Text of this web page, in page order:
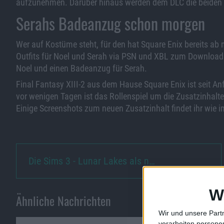
Wir und unsere
aufzunehmen. Darüber hinaus werden dem DLC die
Serahs Badeanzug schon morgen
Wer auf Kostüme steht, für den hat Square Enix bereits
Outfits für Noel und Serah via PSN und XBL zum
Noel und einen Badeanzug für Serah.
Final Fantasy XIII-2 aus dem Hause Square Enix ist seit
vor wenigen Tagen ist das Rollenspiel um die
Einige Screenshots zum neuen Zusatzinhalt findet ihr wie
Die Sims 3 - Lunar Lakes als n…
Ähnliche Nachrichten